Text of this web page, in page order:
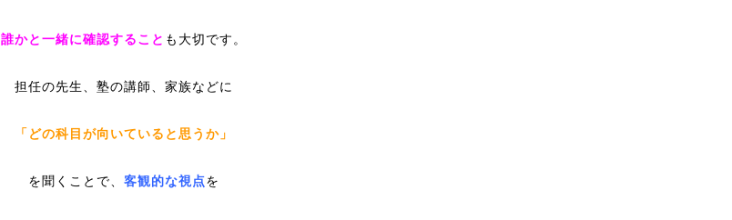
誰かと一緒に確認すること も大切です。
担任の先生、塾の講師、家族などに
「どの科目が向いていると思うか」
を聞くことで、 客観的な視点を